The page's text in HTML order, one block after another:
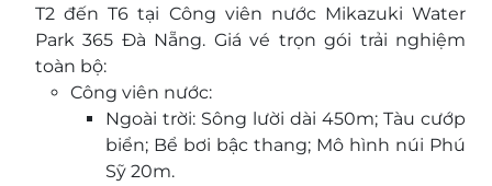
T2 đến T6 tại Công viên nước Mikazuki Water
Park 365 Đà Nẵng. Giá vé trọn gói trải nghiệm
toàn bộ:
Công viên nước:
Ngoài trời: Sông lười dài 450m; Tàu cướp
biển; Bể bơi bậc thang; Mô hình núi Phú
Sỹ 20m.